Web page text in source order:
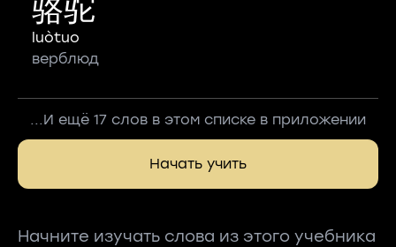
骆驼
luòtuo
верблюд
...И ещё 17 слов в этом списке в приложении
Начать учить
Начните изучать слова из этого учебника